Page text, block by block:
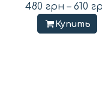
480 грн – 610
Купить